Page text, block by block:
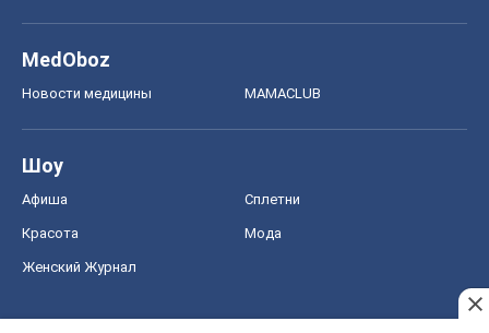
MedOboz
Новости медицины MAMACLUB
Шоу
Афиша Сплетни
Красота Мода
Женский Журнал